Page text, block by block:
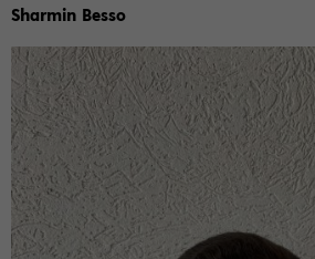
Shar­min Besso